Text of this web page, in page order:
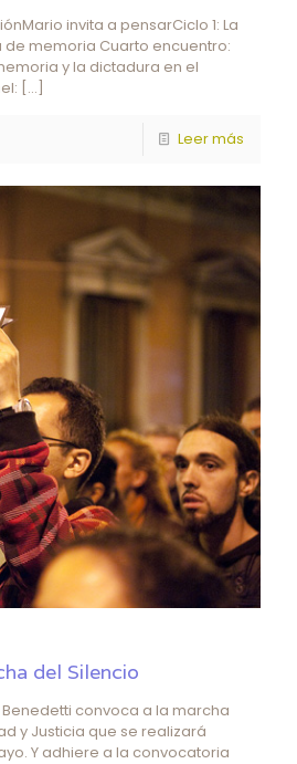
invita a pensarCiclo 1: La
memoria Cuarto encuentro:
y la dictadura en el
[…]
Leer más
del Silencio
Benedetti convoca a la marcha
y Justicia que se realizará
Y adhiere a la convocatoria